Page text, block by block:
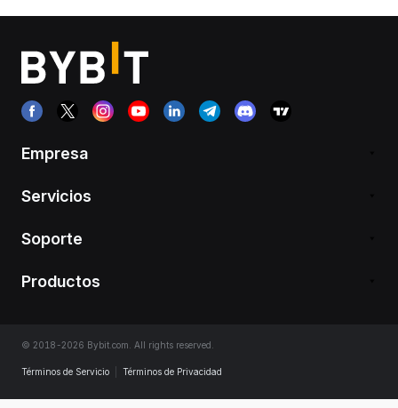
Empresa
Servicios
Soporte
Productos
© 2018-2026 Bybit.com. All rights reserved.
Términos de Servicio Términos de Privacidad